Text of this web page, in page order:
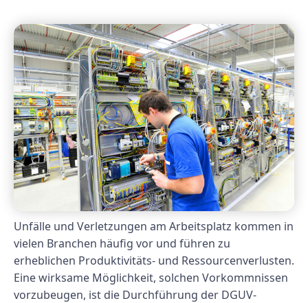
Unfälle und Verletzungen am Arbeitsplatz kommen in
vielen Branchen häufig vor und führen zu
erheblichen Produktivitäts- und Ressourcenverlusten.
Eine wirksame Möglichkeit, solchen Vorkommnissen
vorzubeugen, ist die Durchführung der DGUV-